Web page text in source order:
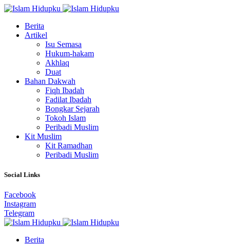
Berita
Artikel
Isu Semasa
Hukum-hakam
Akhlaq
Duat
Bahan Dakwah
Fiqh Ibadah
Fadilat Ibadah
Bongkar Sejarah
Tokoh Islam
Peribadi Muslim
Kit Muslim
Kit Ramadhan
Peribadi Muslim
Social Links
Facebook
Instagram
Telegram
Berita